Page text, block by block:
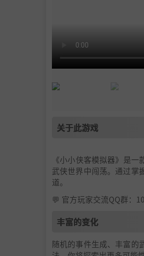
关于此游戏
《小小侠客模拟器》是
武侠世界中闯荡。通过掌
道。
💬 官方玩家交流QQ群：
丰富的变化
随机的事件生成、丰富的